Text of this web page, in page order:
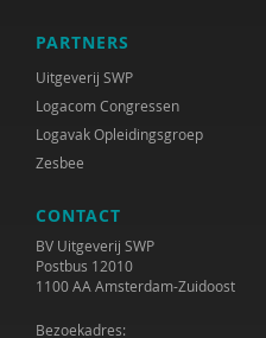
PARTNERS
Uitgeverij SWP
Logacom Congressen
Logavak Opleidingsgroep
Zesbee
CONTACT
BV Uitgeverij SWP
Postbus 12010
1100 AA Amsterdam-Zuidoost
Bezoekadres: